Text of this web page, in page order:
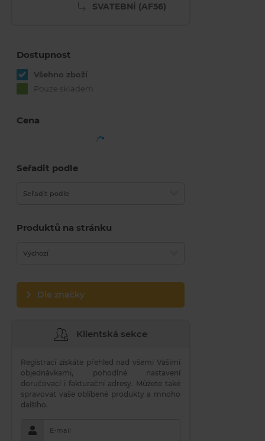
SVATEBNÍ (AF56)
Dostupnost
Všehno zboží
Pouze skladem
Cena
Seřadit podle
Seřadit podle
Produktů na stránku
Výchozí
Dle značky
Klientská sekce
Registrací získáte přehled nad všemi Vašimi
objednávkami, pohodlné nastavení
doručovací i fakturační adresy. Můžete také
spravovat vaše oblíbené produkty a mnoho
dalšího.
E-mail